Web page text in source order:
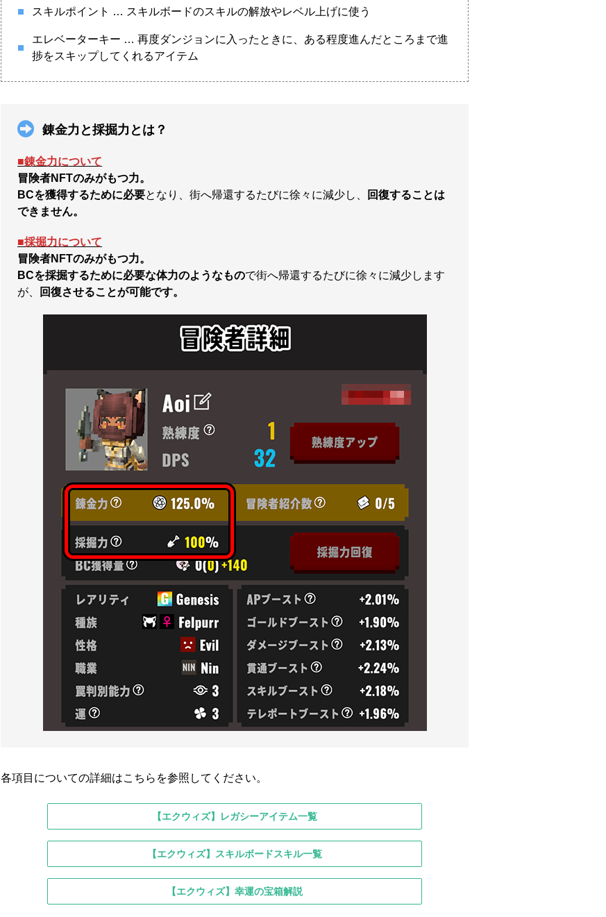
スキルポイント … スキルボードのスキルの解放やレベル上げに使う
エレベーターキー … 再度ダンジョンに入ったときに、ある程度進んだところまで進
捗をスキップしてくれるアイテム
錬金力と採掘力とは？
■錬金力について
冒険者NFTのみがもつ力。
BCを獲得するために必要となり、街へ帰還するたびに徐々に減少し、
回復することは
できません。
■採掘力について
冒険者NFTのみがもつ力。
BCを採掘するために必要な体力のようなもので街へ帰還するたびに徐々に減少します
が、
回復させることが可能です。
各項目についての詳細はこちらを参照してください。
【エクウィズ】レガシーアイテム一覧
【エクウィズ】スキルボードスキル一覧
【エクウィズ】幸運の宝箱解説